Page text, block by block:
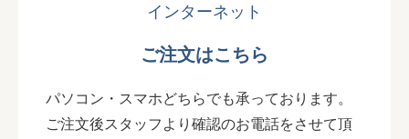
インターネット
ご注文はこちら
パソコン・スマホどちらでも承っております。
ご注文後スタッフより確認のお電話をさせて頂